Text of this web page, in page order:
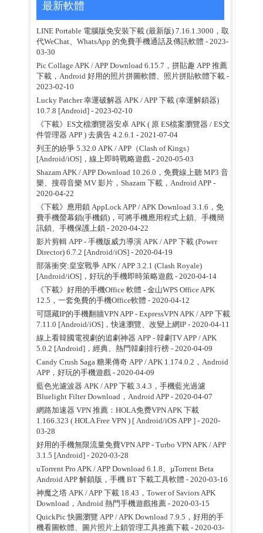
最新軟體
LINE Portable 電腦版免安裝下載 (最新版) 7.16.1.3000，取
代WeChat、WhatsApp 的免費手機通話及傳訊軟體 - 2023-
03-30
Pic Collage APK / APP Download 6.15.7，拼貼趣 APP 推薦
下載，Android 好用的照片拼圖軟體、照片拼貼軟體下載-
2023-02-10
Lucky Patcher 幸運破解器 APK / APP 下載 (幸運解鎖器)
10.7.8 [Android] - 2023-02-10
《下載》ES文檔瀏覽器安卓 APK ( 原 ES檔案瀏覽器 / ES文
件管理器 APP ) 去廣告 4.2.6.1 - 2021-07-04
列王的紛爭 5.32.0 APK / APP（Clash of Kings）
[Android/iOS]，線上即時戰略遊戲- 2020-05-03
Shazam APK / APP Download 10.26.0，免費線上聽 MP3 音
樂、搜尋音樂 MV 影片，Shazam 下載，Android APP-
2020-04-22
《下載》應用鎖 AppLock APP / APK Download 3.1.6，免
費手機螢幕鎖(手機鎖)，可將手機應用程式上鎖、手機簡
訊鎖、手機保護上鎖 - 2020-04-22
影片剪輯 APP - 手機版威力導演 APK / APP 下載 (Power
Director) 6.7.2 [Android/iOS]- 2020-04-19
部落衝突:皇室戰爭 APK / APP 3.2.1 (Clash Royale)
[Android/iOS]，好玩的手機即時策略遊戲- 2020-04-14
《下載》好用的手機Office 軟體 - 金山WPS Office APK
12.5，一套免費的手機Office軟體 - 2020-04-12
可隱藏IP的手機翻牆VPN APP - ExpressVPN APK / APP 下載
7.11.0 [Android/iOS]，快速瀏覽、改變上網IP- 2020-04-11
線上看韓國電視劇的追劇神器 APP - 韓劇TV APP / APK
5.0.2 [Android]，經典、熱門韓劇排行榜- 2020-04-09
Candy Crush Saga 糖果傳奇 APP / APK 1.174.0.2，Android
APP，好玩的手機遊戲- 2020-04-09
藍色光濾波器 APK / APP 下載 3.4.3，手機藍光過濾
Bluelight Filter Download，Android APP- 2020-04-07
網路加速器 VPN 推薦：HOLA免费VPN APK 下載
1.166.323 ( HOLA Free VPN ) [ Android/iOS APP ]- 2020-
03-28
好用的手機無限流量免費VPN APP - Turbo VPN APK / APP
3.1.5 [Android]- 2020-03-28
uTorrent Pro APK / APP Download 6.1.8、µTorrent Beta
Android APP 解鎖版，手機 BT 下載工具軟體 - 2020-03-16
神魔之塔 APK / APP 下載 18.43，Tower of Saviors APK
Download，Android 熱門手機遊戲推薦- 2020-03-15
QuickPic 快圖瀏覽 APP / APK Download 7.9.5，好用的手
機看圖軟體、圖片照片上鎖管理工具推薦下載- 2020-03-